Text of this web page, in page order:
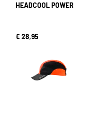
HEADCOOL POWER
€ 28,95